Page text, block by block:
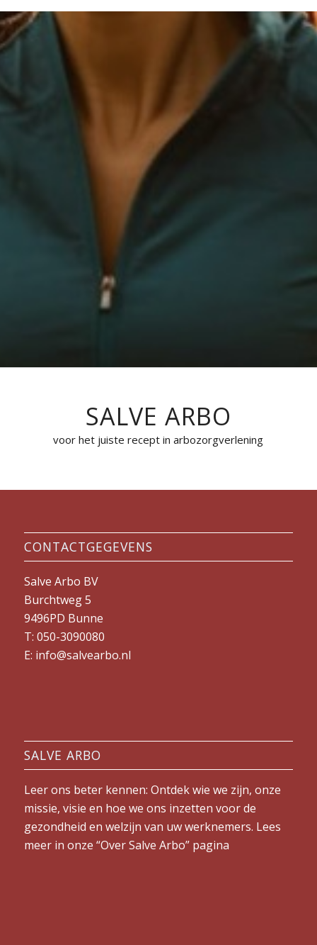
SALVE ARBO
voor het juiste recept in arbozorgverlening
CONTACTGEGEVENS
Salve Arbo BV
Burchtweg 5
9496PD Bunne
T: 050-3090080
E: info@salvearbo.nl
SALVE ARBO
Leer ons beter kennen: Ontdek wie we zijn, onze
missie, visie en hoe we ons inzetten voor de
gezondheid en welzijn van uw werknemers. Lees
meer in onze “Over Salve Arbo” pagina